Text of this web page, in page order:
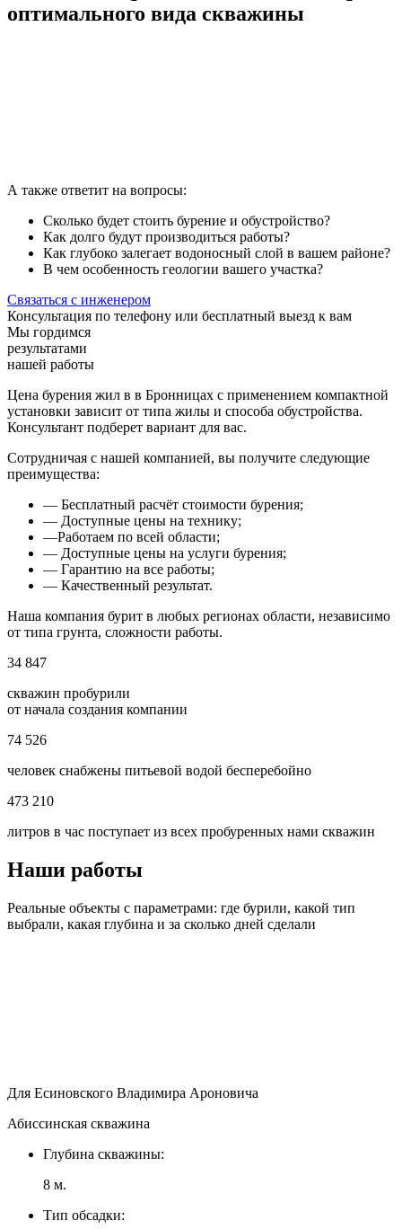
оптимального вида скважины
А также ответит на вопросы:
Сколько будет стоить бурение и обустройство?
Как долго будут производиться работы?
Как глубоко залегает водоносный слой в вашем районе?
В чем особенность геологии вашего участка?
Связаться с инженером
Консультация по телефону или бесплатный выезд к вам
Мы гордимся
результатами
нашей работы
Цена бурения жил в в Бронницах с применением компактной
установки зависит от типа жилы и способа обустройства.
Консультант подберет вариант для вас.
Сотрудничая с нашей компанией, вы получите следующие
преимущества:
— Бесплатный расчёт стоимости бурения;
— Доступные цены на технику;
—Работаем по всей области;
— Доступные цены на услуги бурения;
— Гарантию на все работы;
— Качественный результат.
Наша компания бурит в любых регионах области, независимо
от типа грунта, сложности работы.
34 847
скважин пробурили
от начала создания компании
74 526
человек снабжены питьевой водой бесперебойно
473 210
литров в час поступает из всех пробуренных нами скважин
Наши работы
Реальные объекты с параметрами: где бурили, какой тип
выбрали, какая глубина и за сколько дней сделали
Для Есиновского Владимира Ароновича
Абиссинская скважина
Глубина скважины:
8 м.
Тип обсадки: